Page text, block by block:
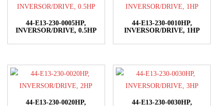
44-E13-230-0005HP,
INVERSOR/DRIVE, 0.5HP
44-E13-230-0010HP,
INVERSOR/DRIVE, 1HP
44-E13-230-0020HP,
44-E13-230-0030HP,